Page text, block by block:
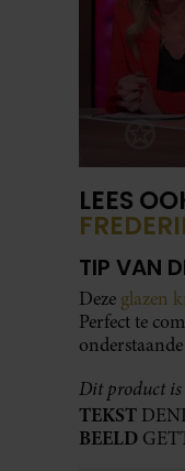
LEES
TIP VAN
Deze glazen
Perfect te
Dit product is
TEKST
BEELD